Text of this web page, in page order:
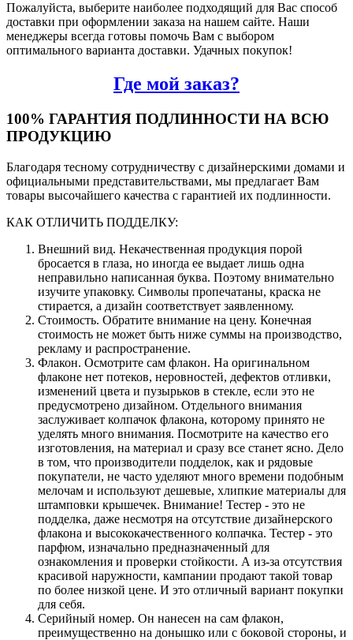
Пожалуйста, выберите наиболее подходящий для Вас способ
доставки при оформлении заказа на нашем сайте. Наши
менеджеры всегда готовы помочь Вам с выбором
оптимального варианта доставки. Удачных покупок!
Где мой заказ?
100% ГАРАНТИЯ ПОДЛИННОСТИ НА ВСЮ
ПРОДУКЦИЮ
Благодаря тесному сотрудничеству с дизайнерскими домами и
официальными представительствами, мы предлагает Вам
товары высочайшего качества с гарантией их подлинности.
КАК ОТЛИЧИТЬ ПОДДЕЛКУ:
Внешний вид. Некачественная продукция порой
бросается в глаза, но иногда ее выдает лишь одна
неправильно написанная буква. Поэтому внимательно
изучите упаковку. Символы пропечатаны, краска не
стирается, а дизайн соответствует заявленному.
Стоимость. Обратите внимание на цену. Конечная
стоимость не может быть ниже суммы на производство,
рекламу и распространение.
Флакон. Осмотрите сам флакон. На оригинальном
флаконе нет потеков, неровностей, дефектов отливки,
изменений цвета и пузырьков в стекле, если это не
предусмотрено дизайном. Отдельного внимания
заслуживает колпачок флакона, которому принято не
уделять много внимания. Посмотрите на качество его
изготовления, на материал и сразу все станет ясно. Дело
в том, что производители подделок, как и рядовые
покупатели, не часто уделяют много времени подобным
мелочам и используют дешевые, хлипкие материалы для
штамповки крышечек. Внимание! Тестер - это не
подделка, даже несмотря на отсутствие дизайнерского
флакона и высококачественного колпачка. Тестер - это
парфюм, изначально предназначенный для
ознакомления и проверки стойкости. А из-за отсутствия
красивой наружности, кампании продают такой товар
по более низкой цене. И это отличный вариант покупки
для себя.
Серийный номер. Он нанесен на сам флакон,
преимущественно на донышко или с боковой стороны, и